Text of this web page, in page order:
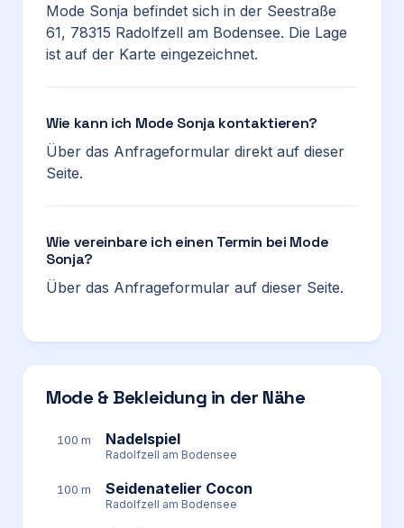
Mode Sonja befindet sich in der Seestraße
61, 78315 Radolfzell am Bodensee. Die Lage
ist auf der Karte eingezeichnet.
Wie kann ich Mode Sonja kontaktieren?
Über das Anfrageformular direkt auf dieser
Seite.
Wie vereinbare ich einen Termin bei Mode
Sonja?
Über das Anfrageformular auf dieser Seite.
Mode & Bekleidung in der Nähe
100 m Nadelspiel
Radolfzell am Bodensee
100 m Seidenatelier Cocon
Radolfzell am Bodensee